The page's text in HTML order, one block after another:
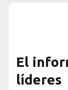
El
líderes